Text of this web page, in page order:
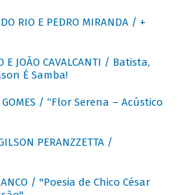
RIO E PEDRO MIRANDA / +
E JOÃO CAVALCANTI / Batista,
É Samba!
GOMES / “Flor Serena – Acústico
PERANZZETTA /
/ "Poesia de Chico César